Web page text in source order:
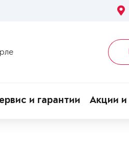
и гарантии Акции и